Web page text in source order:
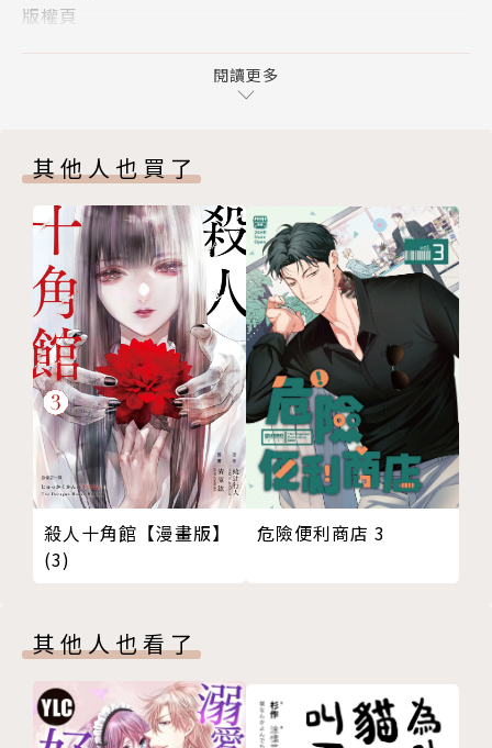
版權頁
閱讀更多
其他人也買了
殺人十角館【漫畫版】
(3)
危險便利商店 3
其他人也看了